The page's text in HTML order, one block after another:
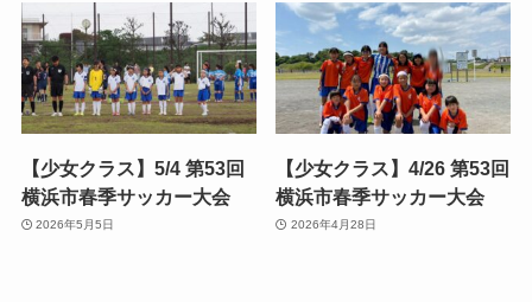
【少女クラス】5/4 第53回
横浜市春季サッカー大会
2026年5月5日
【少女クラス】4/26 第53回
横浜市春季サッカー大会
2026年4月28日